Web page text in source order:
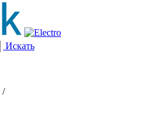
Искать
/